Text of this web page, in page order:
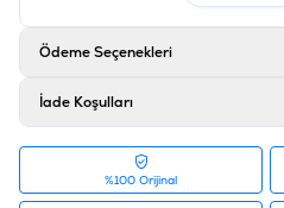
kcal/100g) ile kedinizin ideal
arasındadır.
Bileşim Analizi
Ham Protein
Ödeme Seçenekleri
İade Koşulları
%100 Orijinal